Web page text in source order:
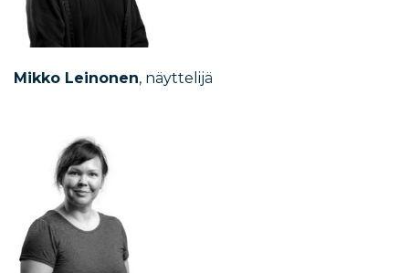
Mikko Leinonen, näyttelijä